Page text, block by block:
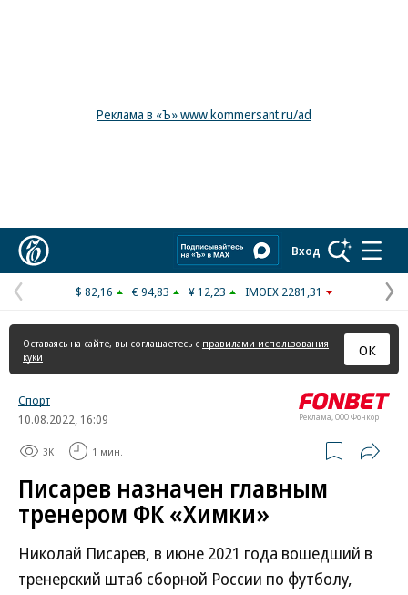
Реклама в «Ъ» www.kommersant.ru/ad
Вход
Предыдущая
страница
$ 82,16 € 94,83 ¥ 12,23 IMOEX 2281,31
Оставаясь на сайте, вы соглашаетесь с правилами использования
куки
ОК
Реклама, ООО Фонкор
Спорт
10.08.2022, 16:09
3K 1 мин.
Писарев назначен главным
тренером ФК «Химки»
Николай Писарев, в июне 2021 года вошедший в
тренерский штаб сборной России по футболу,